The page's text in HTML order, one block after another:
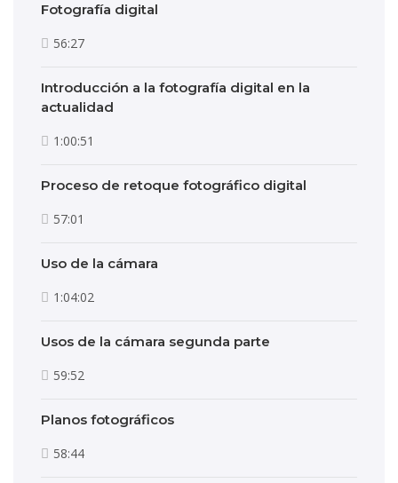
Fotografía digital
56:27
Introducción a la fotografía digital en la
actualidad
1:00:51
Proceso de retoque fotográfico digital
57:01
Uso de la cámara
1:04:02
Usos de la cámara segunda parte
59:52
Planos fotográficos
58:44